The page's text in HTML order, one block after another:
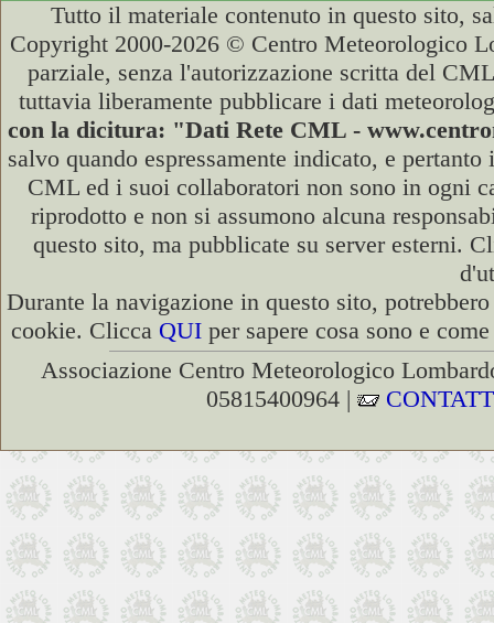
Tutto il materiale contenuto in questo sito,
Copyright 2000-2026 © Centro Meteorologico
parziale, senza l'autorizzazione scritta del
tuttavia liberamente pubblicare i dati
con la dicitura: "Dati Rete CML -
salvo quando espressamente indicato, e
CML ed i suoi collaboratori non sono in ogni
riprodotto e non si assumono alcuna
questo sito, ma pubblicate su server esterni.
Durante la navigazione in questo sito,
cookie. Clicca QUI per sapere cosa sono e
Associazione Centro Meteorologico
05815400964 |